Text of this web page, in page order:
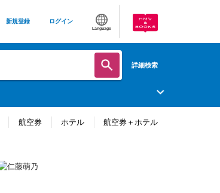
新規登録 ログイン
Language
詳細検索
航空券 ホテル 航空券＋ホテル